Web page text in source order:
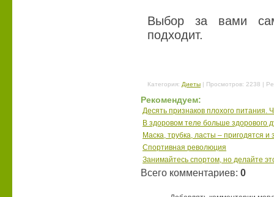
Выбор за вами
подходит.
Категория: Диеты | Просмотров: 2238 |
Рекомендуем:
Десять признаков плохого питания.
В здоровом теле больше здорового
Маска, трубка, ласты – пригодятся и
Спортивная революция
Занимайтесь спортом, но делайте
Всего комментариев: 0